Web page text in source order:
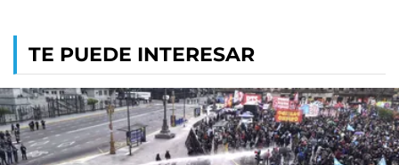
TE PUEDE INTERESAR